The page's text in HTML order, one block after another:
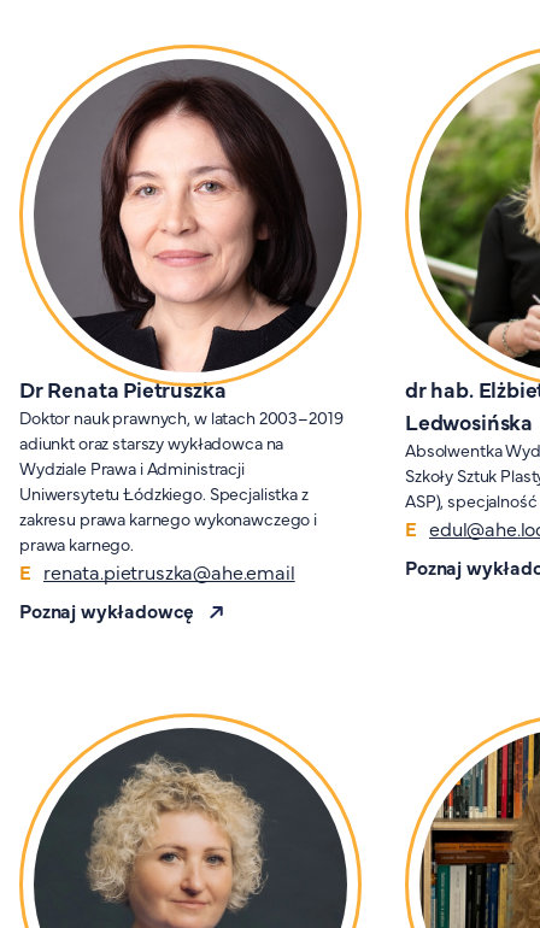
Dr Renata Pietruszka
Doktor nauk prawnych, w latach 2003–2019
adiunkt oraz starszy wykładowca na
Wydziale Prawa i Administracji
Uniwersytetu Łódzkiego. Specjalistka z
zakresu prawa karnego wykonawczego i
prawa karnego.
renata.pietruszka@ahe.email
Poznaj wykładowcę
dr hab.
Ledwosińska
Absolwentka
Szkoły Sztuk
ASP),
Poznaj